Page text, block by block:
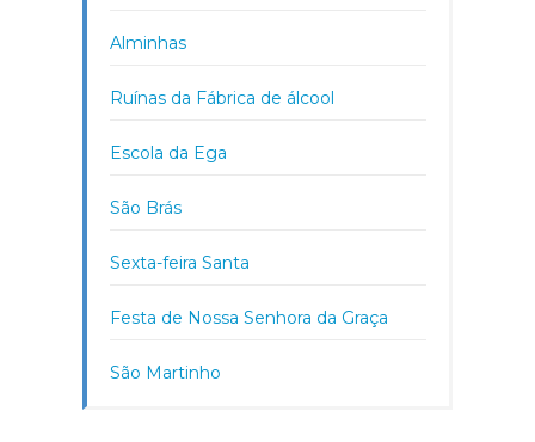
Alminhas
Ruínas da Fábrica de álcool
Escola da Ega
São Brás
Sexta-feira Santa
Festa de Nossa Senhora da Graça
São Martinho